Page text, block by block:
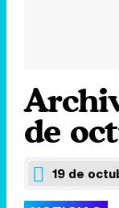
de
19 de